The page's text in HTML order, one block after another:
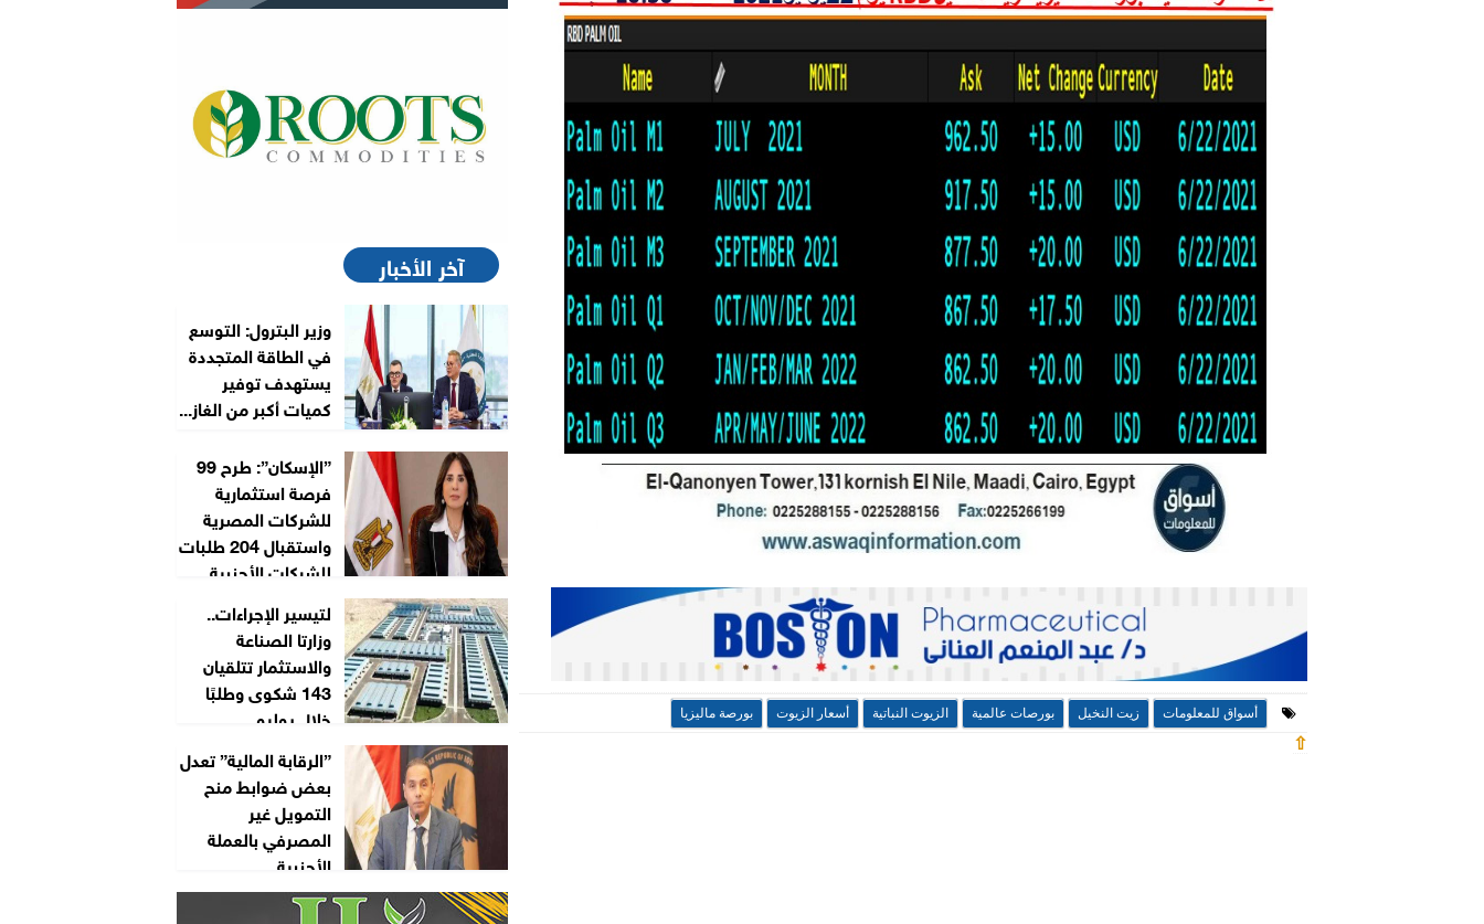
أسواق للمعلومات زيت النخيل بورصات عالمية الزيوت النباتية أسعار الزيوت بورصة ماليزيا
⇧
آخر الأخبار
وزير البترول: التوسع
في الطاقة المتجددة
يستهدف توفير
كميات أكبر من الغاز...
”الإسكان”: طرح 99
فرصة استثمارية
للشركات المصرية
واستقبال 204 طلبات
للشركات الأجنبية...
لتيسير الإجراءات..
وزارتا الصناعة
والاستثمار تتلقيان
143 شكوى وطلبًا
خلال يوليو
”الرقابة المالية” تعدل
بعض ضوابط منح
التمويل غير
المصرفي بالعملة
الأجنبية